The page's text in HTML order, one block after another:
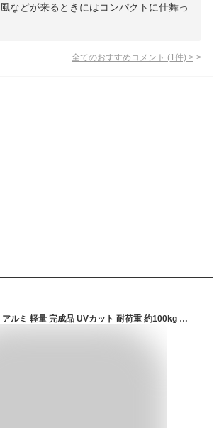
などが来るときにはコンパクトに仕舞っ
全てのおすすめコメント (1 件) >
ガーデンチェア 1脚 アルミ 軽量 完成品 UVカット 耐荷重 約100kg スタッキング アームチェア l21chgtbll (チェアのみ)